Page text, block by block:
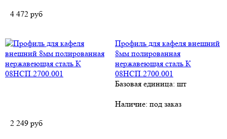
4 472 руб
Профиль для кафеля внешний
8мм полированная
нержавеющая сталь К
08НСП.2700.001
Базовая единица: шт
Наличие: под заказ
2 249 руб